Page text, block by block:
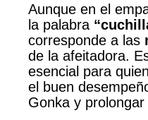
Aunque en el
la palabra
corresponde a las
de la afeitadora.
esencial para
el buen
Gonka y